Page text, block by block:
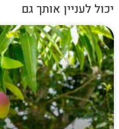
יכול לעניין אותך גם